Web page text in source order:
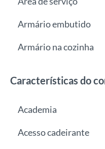
Armário embutido
Armário na cozinha
Características do
Academia
Acesso cadeirante